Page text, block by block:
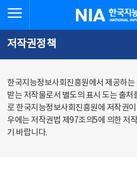
문
로
가
체
뉴
바
가
한국지능정보사
저작권정책
한국지능정보사회진흥원에서 제공하
받는 저작물로서 별도의 표시 도는 출
로 한국지능정보사회진흥원에 저작권
우에는 저작권법 제97조의5에 의한 저
기 바랍니다.